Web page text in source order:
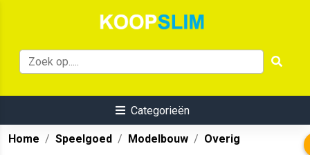
Categorieën
Home Speelgoed Modelbouw Overig